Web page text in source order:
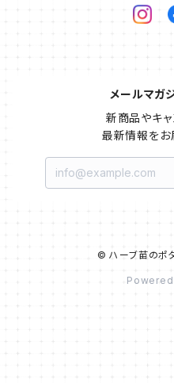
メールマガ
新商品やキ
最新情報をお
© ハーブ苗のポ